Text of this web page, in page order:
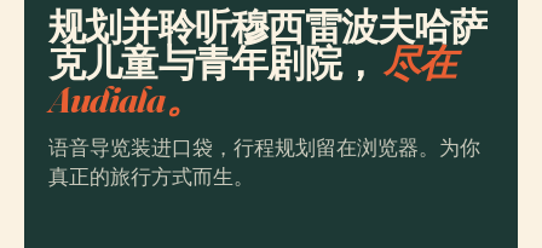
规划并聆听穆西雷波夫哈萨
克儿童与青年剧院，尽在
Audiala。
语音导览装进口袋，行程规划留在浏览器。为你
真正的旅行方式而生。